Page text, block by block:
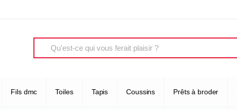
Fils dmc Toiles Tapis Coussins Prêts à broder